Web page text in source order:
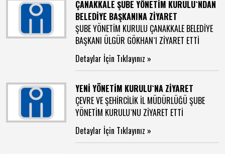
ÇANAKKALE ŞUBE YÖNETİM KURULU`NDAN
BELEDİYE BAŞKANINA ZİYARET
ŞUBE YÖNETİM KURULU ÇANAKKALE BELEDİYE
BAŞKANI ÜLGÜR GÖKHAN`I ZİYARET ETTİ
Detaylar İçin Tıklayınız »
YENİ YÖNETİM KURULU`NA ZİYARET
ÇEVRE VE ŞEHİRCİLİK İL MÜDÜRLÜĞÜ ŞUBE
YÖNETİM KURULU`NU ZİYARET ETTİ
Detaylar İçin Tıklayınız »